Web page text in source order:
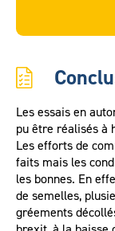
Les essais en
pu être réalisés à
Les efforts de
faits mais les
les bonnes. En
de semelles,
gréements